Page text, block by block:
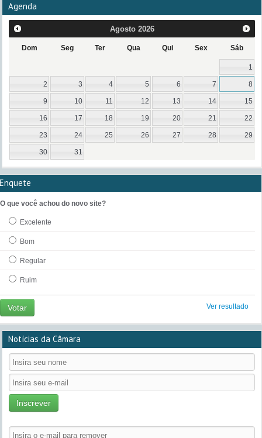
Agenda
Agosto 2026
Dom Seg Ter Qua Qui Sex Sáb
1
2 3 4 5 6 7 8
9 10 11 12 13 14 15
16 17 18 19 20 21 22
23 24 25 26 27 28 29
30 31
Enquete
O que você achou do novo site?
Excelente
Bom
Regular
Ruim
Votar Ver resultado
Notícias da Câmara
Inscrever